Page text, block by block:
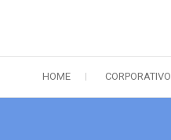
HOME CORPORATIVO